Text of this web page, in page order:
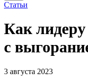
Статьи
Как
с
3 августа 2023